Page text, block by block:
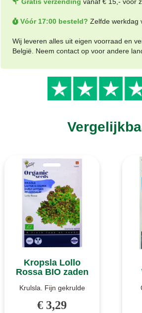
Vóór 17:00 besteld? Zelfde werkdag
Wij leveren alles uit eigen voorraad en
België. Neem contact op voor andere
Kropsla Lollo
Rossa BIO zaden
Krulsla. Fijn gekrulde
vooral bekend vanwege
€ 3,29